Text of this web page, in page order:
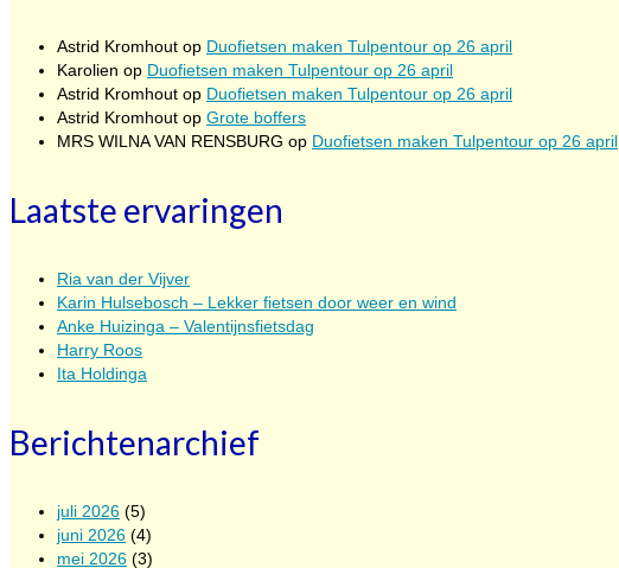
Astrid Kromhout op Duofietsen maken Tulpentour op 26 april
Karolien op Duofietsen maken Tulpentour op 26 april
Astrid Kromhout op Duofietsen maken Tulpentour op 26 april
Astrid Kromhout op Grote boffers
MRS WILNA VAN RENSBURG op Duofietsen maken Tulpentour op 26 april
Laatste ervaringen
Ria van der Vijver
Karin Hulsebosch – Lekker fietsen door weer en wind
Anke Huizinga – Valentijnsfietsdag
Harry Roos
Ita Holdinga
Berichtenarchief
juli 2026 (5)
juni 2026 (4)
mei 2026 (3)